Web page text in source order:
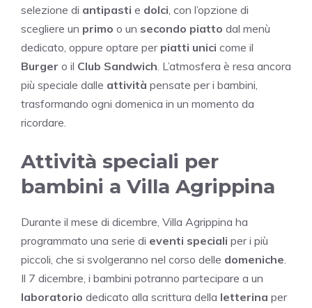
selezione di antipasti e dolci, con l’opzione di
scegliere un primo o un secondo piatto dal menù
dedicato, oppure optare per piatti unici come il
Burger o il Club Sandwich. L’atmosfera è resa ancora
più speciale dalle attività pensate per i bambini,
trasformando ogni domenica in un momento da
ricordare.
Attività speciali per
bambini a Villa Agrippina
Durante il mese di dicembre, Villa Agrippina ha
programmato una serie di eventi speciali per i più
piccoli, che si svolgeranno nel corso delle domeniche.
Il 7 dicembre, i bambini potranno partecipare a un
laboratorio dedicato alla scrittura della letterina per